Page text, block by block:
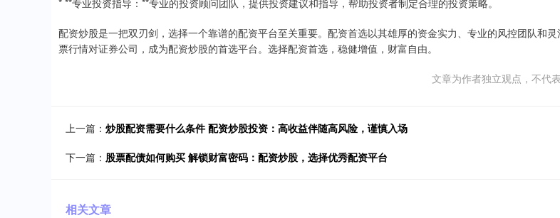
配资炒股是一把双刃剑，选择一个靠谱的配资平台至关重要。配资首选以其雄厚的资金实力、专业的风控团队和
票行情对证券公司，成为配资炒股的首选平台。选择配资首选，稳健增值，财富自由。
文章为作者独立观点，不代
上一篇： 炒股配资需要什么条件 配资炒股投资：高收益伴随高风险，谨慎入场
下一篇： 股票配债如何购买 解锁财富密码：配资炒股，选择优秀配资平台
相关文章